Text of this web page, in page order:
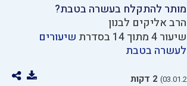
מותר להתקלח בעשרה בטבת?
הרב אליקים לבנון
שיעור 4 מתוך 14 בסדרת
שיעורים
לעשרה בטבת
2 דקות